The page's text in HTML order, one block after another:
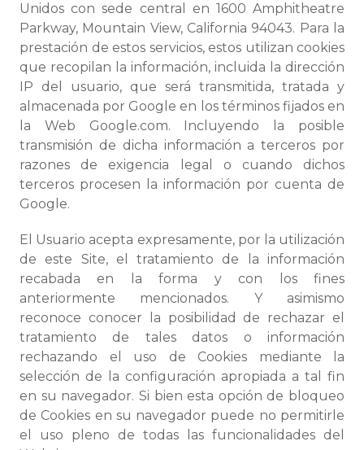
Unidos con sede central en 1600 Amphitheatre
Parkway, Mountain View, California 94043. Para la
prestación de estos servicios, estos utilizan cookies
que recopilan la información, incluida la dirección
IP del usuario, que será transmitida, tratada y
almacenada por Google en los términos fijados en
la Web Google.com. Incluyendo la posible
transmisión de dicha información a terceros por
razones de exigencia legal o cuando dichos
terceros procesen la información por cuenta de
Google.
El Usuario acepta expresamente, por la utilización
de este Site, el tratamiento de la información
recabada en la forma y con los fines
anteriormente mencionados. Y asimismo
reconoce conocer la posibilidad de rechazar el
tratamiento de tales datos o información
rechazando el uso de Cookies mediante la
selección de la configuración apropiada a tal fin
en su navegador. Si bien esta opción de bloqueo
de Cookies en su navegador puede no permitirle
el uso pleno de todas las funcionalidades del